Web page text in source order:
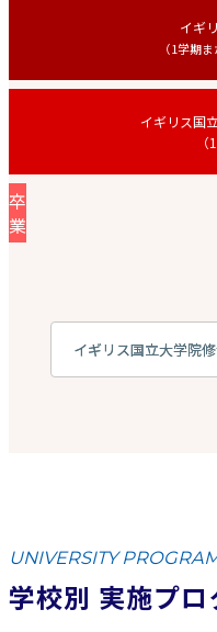
イギ
（1学期
イギリス国
卒
業
イギリス国立大学院
UNIVERSITY
学校別 実施プ